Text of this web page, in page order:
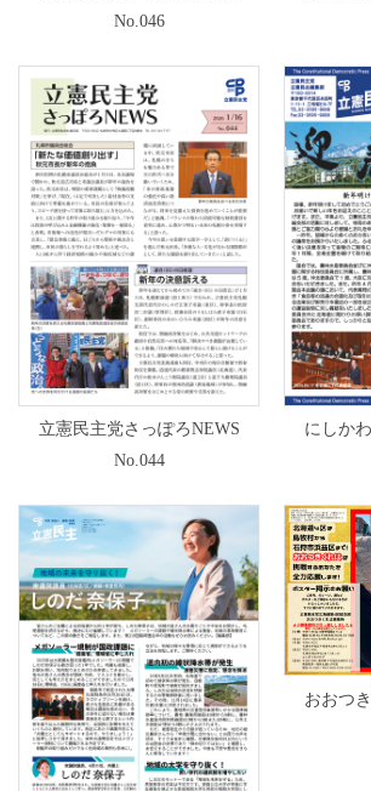
No.046
立憲民主党さっぽろNEWS
No.044
にしか
おおつ